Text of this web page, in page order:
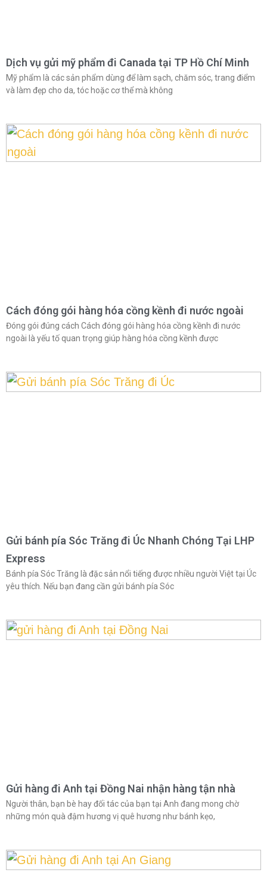
Dịch vụ gửi mỹ phẩm đi Canada tại TP Hồ Chí Minh
Mỹ phẩm là các sản phẩm dùng để làm sạch, chăm sóc, trang điểm
và làm đẹp cho da, tóc hoặc cơ thể mà không
Cách đóng gói hàng hóa cồng kềnh đi nước ngoài
Đóng gói đúng cách Cách đóng gói hàng hóa cồng kềnh đi nước
ngoài là yếu tố quan trọng giúp hàng hóa cồng kềnh được
Gửi bánh pía Sóc Trăng đi Úc Nhanh Chóng Tại LHP
Express
Bánh pía Sóc Trăng là đặc sản nổi tiếng được nhiều người Việt tại Úc
yêu thích. Nếu bạn đang cần gửi bánh pía Sóc
Gửi hàng đi Anh tại Đồng Nai nhận hàng tận nhà
Người thân, bạn bè hay đối tác của bạn tại Anh đang mong chờ
những món quà đậm hương vị quê hương như bánh kẹo,